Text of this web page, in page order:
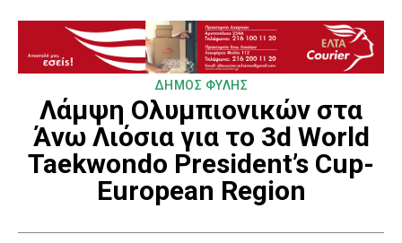
ΔΗΜΟΣ ΦΥΛΗΣ
Λάμψη Ολυμπιονικών στα
Άνω Λιόσια για το 3d World
Taekwondo President’s Cup-
European Region